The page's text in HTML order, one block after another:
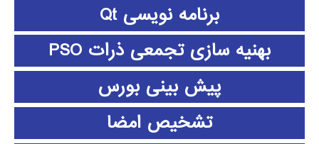
برنامه نویسی Qt
بهنیه سازی تجمعی ذرات PSO
پیش بینی بورس
تشخیص امضا